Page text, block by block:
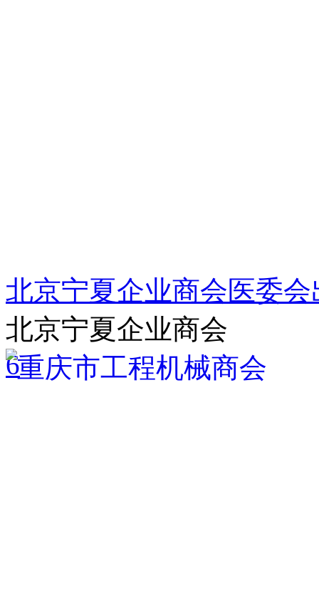
北京宁夏企业商会医委
北京宁夏企业商会
6